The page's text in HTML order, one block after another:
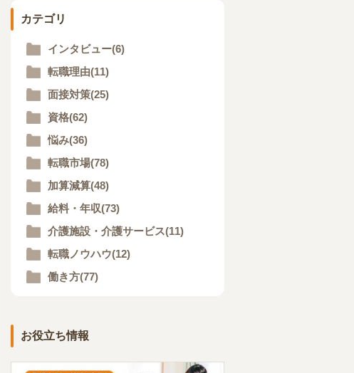
カテゴリ
インタビュー(6)
転職理由(11)
面接対策(25)
資格(62)
悩み(36)
転職市場(78)
加算減算(48)
給料・年収(73)
介護施設・介護サービス(11)
転職ノウハウ(12)
働き方(77)
お役立ち情報